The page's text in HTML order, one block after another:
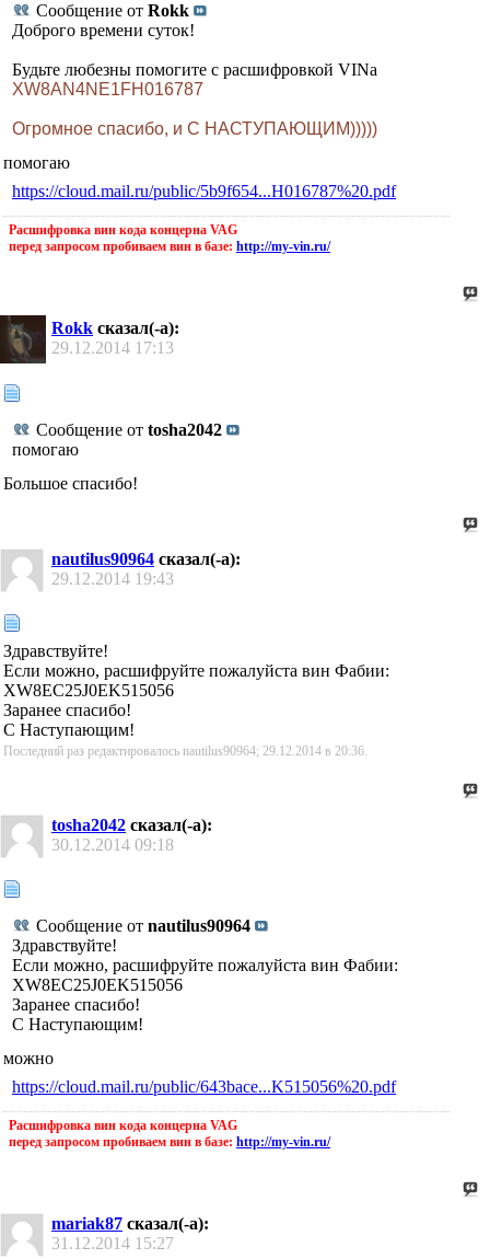
Сообщение от Rokk
Доброго времени суток!
Будьте любезны помогите с расшифровкой VINа
XW8AN4NE1FH016787
Огромное спасибо, и С НАСТУПАЮЩИМ)))))
помогаю
https://cloud.mail.ru/public/5b9f654...H016787%20.pdf
Расшифровка вин кода концерна VAG
перед запросом пробиваем вин в базе: http://my-vin.ru/
Rokk сказал(-а):
29.12.2014 17:13
Сообщение от tosha2042
помогаю
Большое спасибо!
nautilus90964 сказал(-а):
29.12.2014 19:43
Здравствуйте!
Если можно, расшифруйте пожалуйста вин Фабии:
XW8EC25J0EK515056
Заранее спасибо!
С Наступающим!
Последний раз редактировалось nautilus90964; 29.12.2014 в 20:36.
tosha2042 сказал(-а):
30.12.2014 09:18
Сообщение от nautilus90964
Здравствуйте!
Если можно, расшифруйте пожалуйста вин Фабии:
XW8EC25J0EK515056
Заранее спасибо!
С Наступающим!
можно
https://cloud.mail.ru/public/643bace...K515056%20.pdf
Расшифровка вин кода концерна VAG
перед запросом пробиваем вин в базе: http://my-vin.ru/
mariak87 сказал(-а):
31.12.2014 15:27